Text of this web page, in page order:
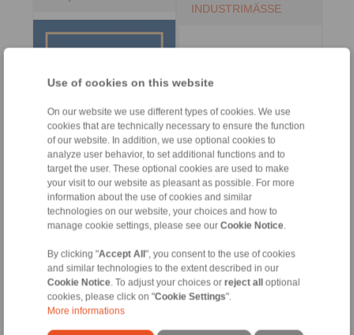
Use of cookies on this website
On our website we use different types of cookies. We use
cookies that are technically necessary to ensure the function
of our website. In addition, we use optional cookies to
analyze user behavior, to set additional functions and to
target the user. These optional cookies are used to make
your visit to our website as pleasant as possible. For more
information about the use of cookies and similar
technologies on our website, your choices and how to
manage cookie settings, please see our Cookie Notice
By clicking "Accept All", you consent to the use of cookies
and similar technologies to the extent described in our
Cookie Notice . To adjust your choices or reject alloptional
cookies, please click on "Cookie Settings".
More informations
Sarajevo, Bosnia and
Herzegovina
INDUSTRIMÄSSE
Gävle, Sweden
2026-11-24 to 2026-11-26
SPS Expo Archive